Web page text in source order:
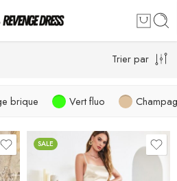
Trier par
brique Vert fluo
SALE